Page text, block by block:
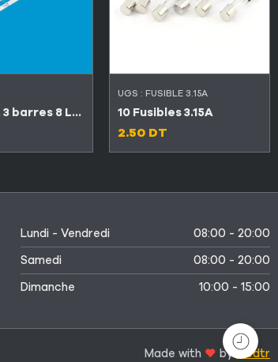
ES-021 Kit 3 barres 8 LED TV SONY 32″
UGS : FUSIBLE 3.15A
10 Fusibles 3.15A
2.50 DT
Lundi - Vendredi
08:00 - 20:00
Samedi
08:00 - 20:00
Dimanche
10:00 - 15:00
Made with byMedtr